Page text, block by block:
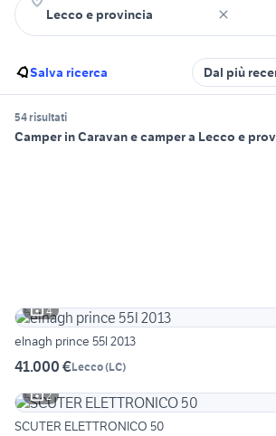
Salva ricerca Dal più
54 risultati
Camper in Caravan e camper a Lecco e
4
elnagh prince 55l 2013
41.000 €Lecco(LC)
2
SCUTER ELETTRONICO 50